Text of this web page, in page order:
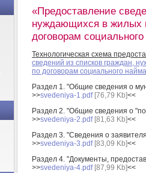
«Предоставление
нуждающихся в жилых
договорам
Технологическая схема
сведений из списков граждан,
по договорам социального найма
Раздел 1. "Общие сведения о
>>svedeniya-1.pdf[76,79 Kb]<<
Раздел 2. "Общие сведения о
>>svedeniya-2.pdf[81,63 Kb]<<
Раздел 3. "Сведения о
>>svedeniya-3.pdf[83,09 Kb]<<
Раздел 4. "Документы,
>>svedeniya-4.pdf[87,99 Kb]<<